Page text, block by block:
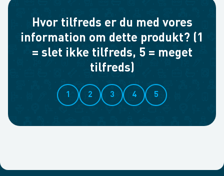
Hvor tilfreds er du med vores
information om dette produkt? (1
= slet ikke tilfreds, 5 = meget
tilfreds)
1 2 3 4 5